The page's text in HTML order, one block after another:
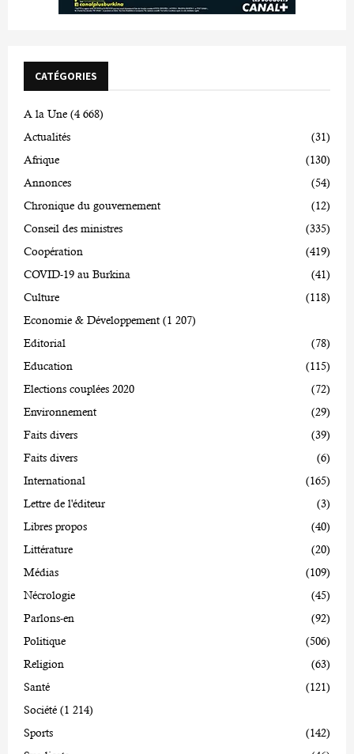
CATÉGORIES
A la Une (4 668)
Actualités
(31)
Afrique
(130)
Annonces
(54)
Chronique du gouvernement
(12)
Conseil des ministres
(335)
Coopération
(419)
COVID-19 au Burkina
(41)
Culture
(118)
Economie & Développement (1 207)
Editorial
(78)
Education
(115)
Elections couplées 2020
(72)
Environnement
(29)
Faits divers
(39)
Faits divers
(6)
International
(165)
Lettre de l'éditeur
(3)
Libres propos
(40)
Littérature
(20)
Médias
(109)
Nécrologie
(45)
Parlons-en
(92)
Politique
(506)
Religion
(63)
Santé
(121)
Société (1 214)
Sports
(142)